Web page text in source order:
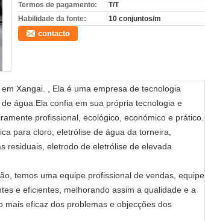
Termos de pagamento:
T/T
Habilidade da fonte:
10 conjuntos/m
contacto
Xangai. , Ela é uma empresa de tecnologia
água.Ela confia em sua própria tecnologia e
profissional, ecológico, económico e prático.
para cloro, eletrólise de água da torneira,
residuais, eletrodo de eletrólise de elevada
temos uma equipe profissional de vendas, equipe
e eficientes, melhorando assim a qualidade e a
eficaz dos problemas e objecções dos